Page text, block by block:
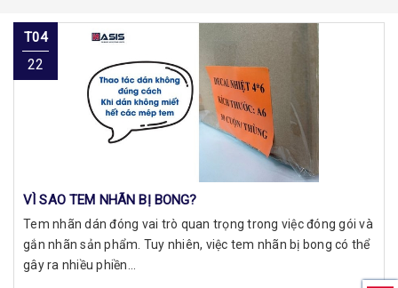
T04
22
VÌ SAO TEM NHÃN BỊ BONG?
Tem nhãn dán đóng vai trò quan trọng trong việc đóng gói và
gắn nhãn sản phẩm. Tuy nhiên, việc tem nhãn bị bong có thể
gây ra nhiều phiền...